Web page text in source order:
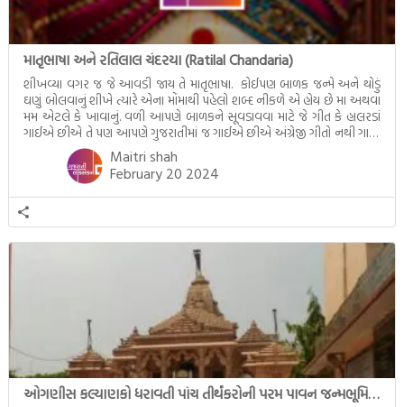
માતૃભાષા અને રતિલાલ ચંદરયા (Ratilal Chandaria)
શીખવ્યા વગર જ જે આવડી જાય તે માતૃભાષા. કોઈપણ બાળક જન્મે અને થોડું
ઘણું બોલવાનું શીખે ત્યારે એના મોંમાથી પહેલો શબ્દ નીકળે એ હોય છે મા અથવા
મમ એટલે કે ખાવાનું. વળી આપણે બાળકને સૂવડાવવા માટે જે ગીત કે હાલરડાં
ગાઈએ છીએ તે પણ આપણે ગુજરાતીમાં જ ગાઈએ છીએ અંગ્રેજી ગીતો નથી ગાતા.
આમ બાળકને […]
Maitri shah
February 20 2024
ઓગણીસ કલ્યાણકો ધરાવતી પાંચ તીર્થંકરોની પરમ પાવન જન્મભૂમિ – અયોધ્યા (Ayodhya)